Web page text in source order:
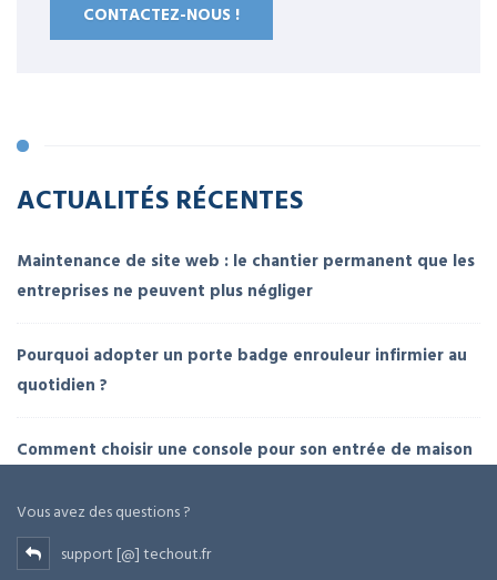
CONTACTEZ-NOUS !
ACTUALITÉS RÉCENTES
Maintenance de site web : le chantier permanent que les
entreprises ne peuvent plus négliger
Pourquoi adopter un porte badge enrouleur infirmier au
quotidien ?
Comment choisir une console pour son entrée de maison
Vous avez des questions ?
support [@] techout.fr